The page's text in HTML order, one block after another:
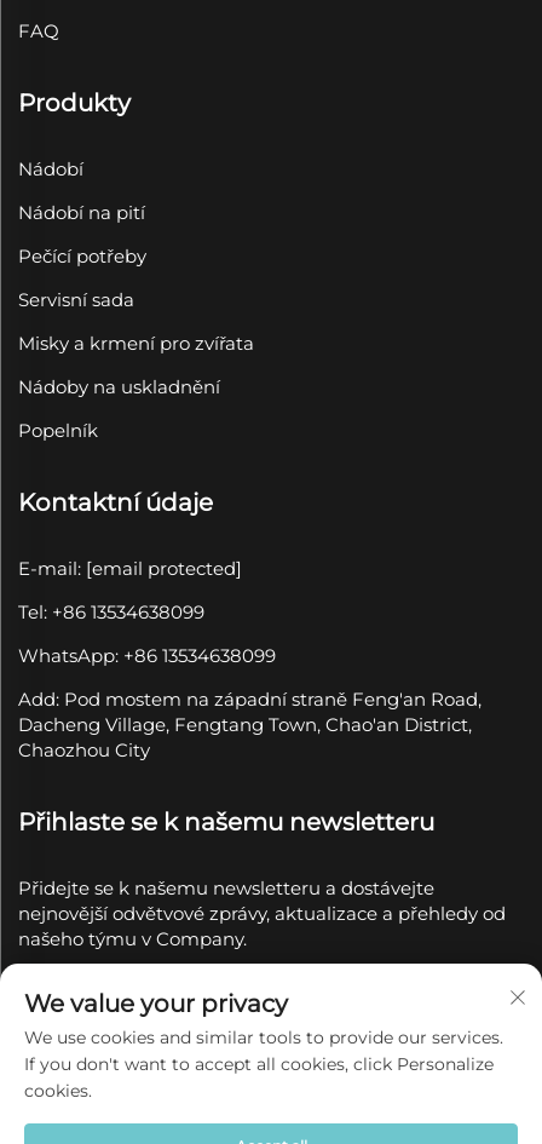
FAQ
Produkty
Nádobí
Nádobí na pití
Pečící potřeby
Servisní sada
Misky a krmení pro zvířata
Nádoby na uskladnění
Popelník
Kontaktní údaje
E-mail: [email protected]
Tel: +86 13534638099
WhatsApp: +86 13534638099
Add: Pod mostem na západní straně Feng'an Road,
Dacheng Village, Fengtang Town, Chao'an District,
Chaozhou City
Přihlaste se k našemu newsletteru
Přidejte se k našemu newsletteru a dostávejte
nejnovější odvětvové zprávy, aktualizace a přehledy od
našeho týmu v Company.
Copyright © 2025 společností Chaozhou Qianyue
Ceramics Co., Ltd.
Zásady ochrany soukromí
We value your privacy
We use cookies and similar tools to provide our services.
If you don't want to accept all cookies, click Personalize
cookies.